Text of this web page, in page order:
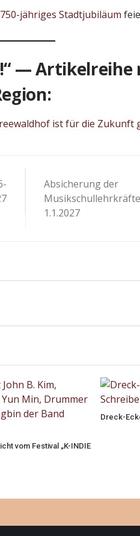
750-jähriges Stadtjubiläum
— Artikelreihe
ist für die Zukunft
Absicherung der
1.1.2027
vom Festival „K-INDIE
Dreck-